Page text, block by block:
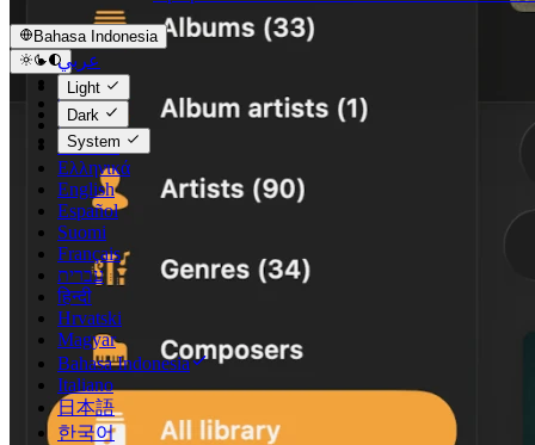
Bahasa Indonesia
عربي
Català
Čeština
Dansk
Deutsch
Ελληνικά
English
Español
Suomi
Français
עברית
हिन्दी
Hrvatski
Magyar
Bahasa Indonesia
Italiano
日本語
한국어
Light
Dark
System